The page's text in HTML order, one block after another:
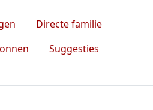
Directe familie
Suggesties